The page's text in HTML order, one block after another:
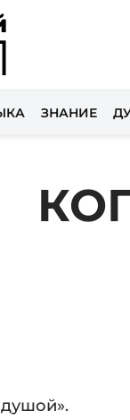
ЗНАНИЕ
душой».